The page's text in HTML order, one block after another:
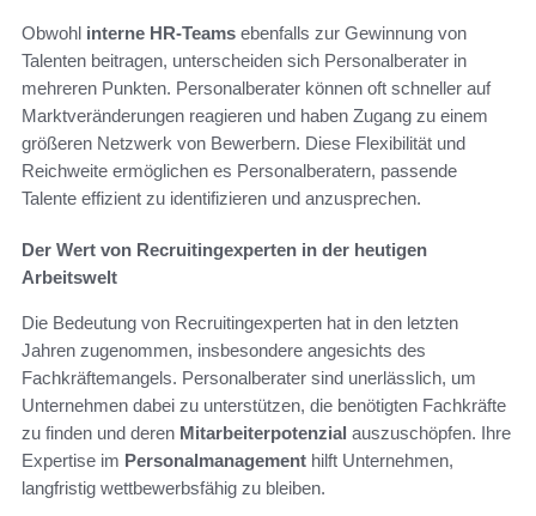
Obwohl interne HR-Teams ebenfalls zur Gewinnung von
Talenten beitragen, unterscheiden sich Personalberater in
mehreren Punkten. Personalberater können oft schneller auf
Marktveränderungen reagieren und haben Zugang zu einem
größeren Netzwerk von Bewerbern. Diese Flexibilität und
Reichweite ermöglichen es Personalberatern, passende
Talente effizient zu identifizieren und anzusprechen.
Der Wert von Recruitingexperten in der heutigen
Arbeitswelt
Die Bedeutung von Recruitingexperten hat in den letzten
Jahren zugenommen, insbesondere angesichts des
Fachkräftemangels. Personalberater sind unerlässlich, um
Unternehmen dabei zu unterstützen, die benötigten Fachkräfte
zu finden und deren Mitarbeiterpotenzial auszuschöpfen. Ihre
Expertise im Personalmanagement hilft Unternehmen,
langfristig wettbewerbsfähig zu bleiben.